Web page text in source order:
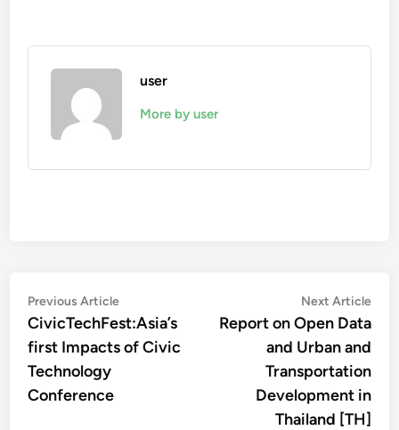
user
More by user
Post
navigation
Previous ArticlePrevious
article:
CivicTechFest:Asia’s
first Impacts of Civic
Technology
Conference
Next Article
Report on Open Data
and Urban and
Transportation
Development in
Thailand [TH]